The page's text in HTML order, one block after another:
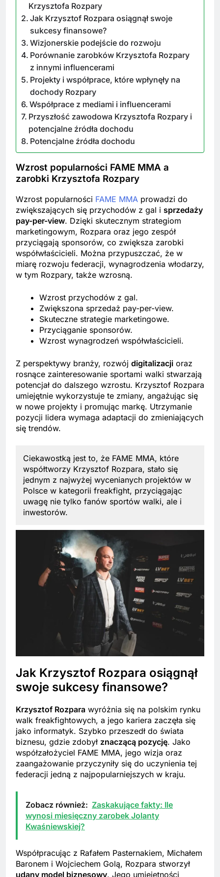
Krzysztofa Rozpary
Jak Krzysztof Rozpara osiągnął swoje
sukcesy finansowe?
Wizjonerskie podejście do rozwoju
Porównanie zarobków Krzysztofa Rozpary
z innymi influencerami
Projekty i współprace, które wpłynęły na
dochody Rozpary
Współprace z mediami i influencerami
Przyszłość zawodowa Krzysztofa Rozpary i
potencjalne źródła dochodu
Potencjalne źródła dochodu
Wzrost popularności FAME MMA a
zarobki Krzysztofa Rozpary
Wzrost popularności FAME MMA prowadzi do
zwiększających się przychodów z gal i sprzedaży
pay-per-view. Dzięki skutecznym strategiom
marketingowym, Rozpara oraz jego zespół
przyciągają sponsorów, co zwiększa zarobki
współwłaścicieli. Można przypuszczać, że w
miarę rozwoju federacji, wynagrodzenia włodarzy,
w tym Rozpary, także wzrosną.
Wzrost przychodów z gal.
Zwiększona sprzedaż pay-per-view.
Skuteczne strategie marketingowe.
Przyciąganie sponsorów.
Wzrost wynagrodzeń współwłaścicieli.
Z perspektywy branży, rozwój digitalizacji oraz
rosnące zainteresowanie sportami walki stwarzają
potencjał do dalszego wzrostu. Krzysztof Rozpara
umiejętnie wykorzystuje te zmiany, angażując się
w nowe projekty i promując markę. Utrzymanie
pozycji lidera wymaga adaptacji do zmieniających
się trendów.
Ciekawostką jest to, że FAME MMA, które
współtworzy Krzysztof Rozpara, stało się
jednym z najwyżej wycenianych projektów w
Polsce w kategorii freakfight, przyciągając
uwagę nie tylko fanów sportów walki, ale i
inwestorów.
Jak Krzysztof Rozpara osiągnął
swoje sukcesy finansowe?
Krzysztof Rozpara wyróżnia się na polskim rynku
walk freakfightowych, a jego kariera zaczęła się
jako informatyk. Szybko przeszedł do świata
biznesu, gdzie zdobył znaczącą pozycję. Jako
współzałożyciel FAME MMA, jego wizja oraz
zaangażowanie przyczyniły się do uczynienia tej
federacji jedną z najpopularniejszych w kraju.
Zobacz również: Zaskakujące fakty: Ile
wynosi miesięczny zarobek Jolanty
Kwaśniewskiej?
Współpracując z Rafałem Pasternakiem, Michałem
Baronem i Wojciechem Golą, Rozpara stworzył
udany model biznesowy. Jego umiejętności